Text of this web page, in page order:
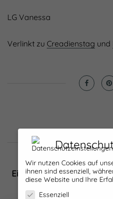
LG Vanessa
Verlinkt zu Creadienstag und
FURTHER
Ein Kleidchen fürs
lillesol
Wir nutzen Cookies auf
ihnen sind essenziell,
diese Website und Ihre
Essenziell